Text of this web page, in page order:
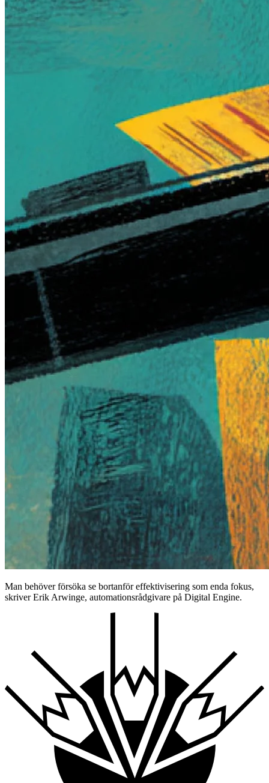
Man behöver försöka se bortanför effektivisering som enda fokus,
skriver Erik Arwinge, automationsrådgivare på Digital Engine.